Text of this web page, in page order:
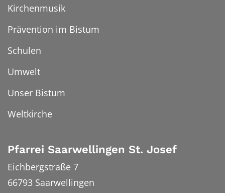
Kirchenmusik
Prävention im Bistum
Schulen
Umwelt
Unser Bistum
Weltkirche
Pfarrei Saarwellingen St. Josef
Eichbergstraße 7
66793 Saarwellingen